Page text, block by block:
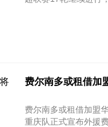
费尔南多或租借加
费尔南多或租借加盟
重庆队正式宣布外援